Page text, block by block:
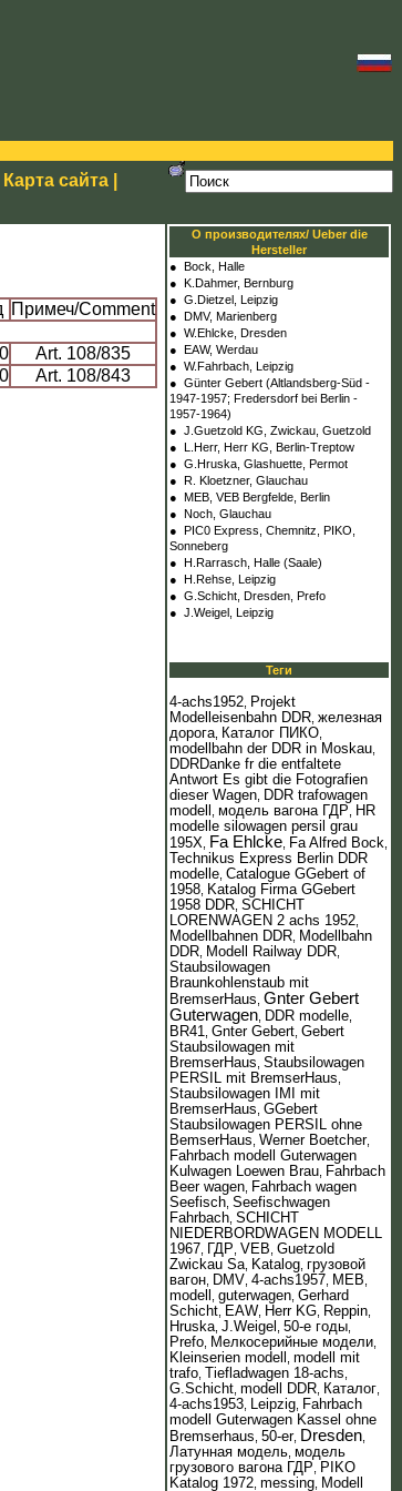
Карта сайта
Примеч/Comment
Art. 108/835
Art. 108/843
О производителях/ Ueber die
Hersteller
● Bock, Halle
● K.Dahmer, Bernburg
● G.Dietzel, Leipzig
● DMV, Marienberg
● W.Ehlcke, Dresden
● EAW, Werdau
● W.Fahrbach, Leipzig
● Günter Gebert (Altlandsberg-Süd -
1947-1957; Fredersdorf bei Berlin -
1957-1964)
● J.Guetzold KG, Zwickau, Guetzold
● L.Herr, Herr KG, Berlin-Treptow
● G.Hruska, Glashuette, Permot
● R. Kloetzner, Glauchau
● MEB, VEB Bergfelde, Berlin
● Noch, Glauchau
● PIC0 Express, Chemnitz, PIKO,
Sonneberg
● H.Rarrasch, Halle (Saale)
● H.Rehse, Leipzig
● G.Schicht, Dresden, Prefo
● J.Weigel, Leipzig
Теги
4-achs1952 Projekt
Modelleisenbahn DDR железная
дорога Каталог ПИКО
modellbahn der DDR in Moskau
DDRDanke fr die entfaltete
Antwort Es gibt die Fotografien
dieser Wagen DDR trafowagen
modell
модель вагона ГДР HR
modelle silowagen persil grau
195Х Fa Ehlcke Fa Alfred Bock
Technikus Express Berlin DDR
modelle Catalogue GGebert of
1958 Katalog Firma GGebert
1958 DDR SCHICHT
LORENWAGEN 2 achs 1952
Modellbahnen DDR Modellbahn
DDR Modell Railway DDR
Staubsilowagen
Braunkohlenstaub mit
BremserHaus Gnter Gebert
Guterwagen DDR modelle
BR41 Gnter Gebert Gebert
Staubsilowagen mit
BremserHaus Staubsilowagen
PERSIL mit BremserHaus
Staubsilowagen IMI mit
BremserHaus GGebert
Staubsilowagen PERSIL ohne
BemserHaus Werner Boetcher,
Fahrbach modell Guterwagen
Kulwagen Loewen Brau Fahrbach
Beer wagen Fahrbach wagen
Seefisch Seefischwagen
Fahrbach SCHICHT
NIEDERBORDWAGEN MODELL
1967 ГДР VEB Guetzold
Zwickau Sa Katalog грузовой
вагон DMV 4-achs1957 MEB
modell guterwagen Gerhard
Schicht EAW Herr KG Reppin
Hruska J.Weigel 50-е годы
Prefo Мелкосерийные модели
Kleinserien modell
modell mit
trafo Tiefladwagen 18-achs
G.Schicht modell DDR Каталог
4-achs1953 Leipzig Fahrbach
modell Guterwagen Kassel ohne
Bremserhaus 50-er, Dresden
Латунная модель модель
грузового вагона ГДР PIKO
Katalog 1972 messing Modell